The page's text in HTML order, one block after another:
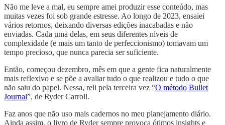
Não me leve a mal, eu sempre amei produzir esse conteúdo, mas
muitas vezes foi sob grande estresse. Ao longo de 2023, ensaiei
vários retornos, deixando diversas edições inacabadas e não
enviadas. Cada uma delas, em seus diferentes níveis de
complexidade (e mais um tanto de perfeccionismo) tomavam um
tempo precioso, que nunca parecia ser suficiente.
Então, começou dezembro, mês em que a gente fica naturalmente
mais reflexivo e se põe a avaliar tudo o que realizou e tudo o que
não saiu do papel. Nessa, reli pela terceira vez “O método Bullet
Journal”, de Ryder Carroll.
Faz anos que não uso mais cadernos no meu planejamento diário.
Ainda assim, o livro de Ryder sempre provoca ótimos insights e